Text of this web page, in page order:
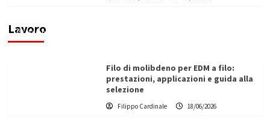
LavoroFilippo Cardinale
Filo di molibdeno per EDM a filo:
prestazioni, applicazioni e guida alla
selezione
Filippo Cardinale 18/06/2026